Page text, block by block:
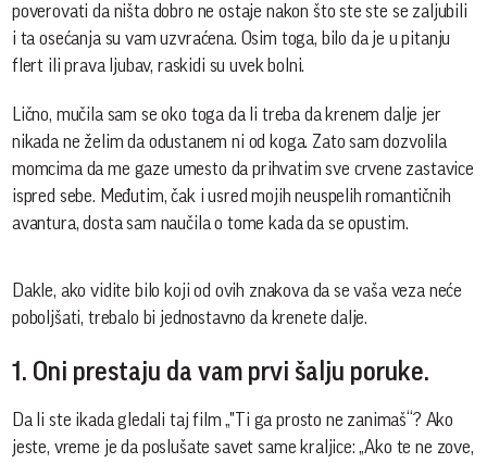
poverovati da ništa dobro ne ostaje nakon što ste ste se zaljubili
i ta osećanja su vam uzvraćena. Osim toga, bilo da je u pitanju
flert ili prava ljubav, raskidi su uvek bolni.
Lično, mučila sam se oko toga da li treba da krenem dalje jer
nikada ne želim da odustanem ni od koga. Zato sam dozvolila
momcima da me gaze umesto da prihvatim sve crvene zastavice
ispred sebe. Međutim, čak i usred mojih neuspelih romantičnih
avantura, dosta sam naučila o tome kada da se opustim.
Dakle, ako vidite bilo koji od ovih znakova da se vaša veza neće
poboljšati, trebalo bi jednostavno da krenete dalje.
1. Oni prestaju da vam prvi šalju poruke.
Da li ste ikada gledali taj film „"Ti ga prosto ne zanimaš“? Ako
jeste, vreme je da poslušate savet same kraljice: „Ako te ne zove,